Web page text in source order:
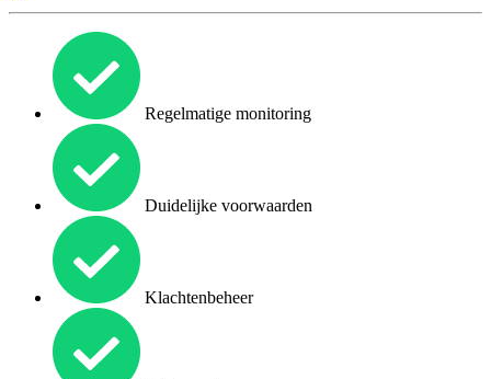
Regelmatige monitoring
Duidelijke voorwaarden
Klachtenbeheer